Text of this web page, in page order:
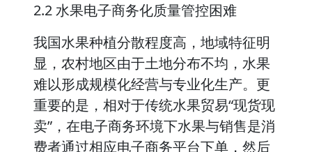
2.2 水果电子商务化质量管控困难
我国水果种植分散程度高，地域特征明
显，农村地区由于土地分布不均，水果
难以形成规模化经营与专业化生产。更
重要的是，相对于传统水果贸易“现货现
卖”，在电子商务环境下水果与销售是消
费者通过相应电子商务平台下单，然后